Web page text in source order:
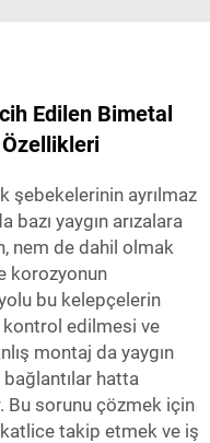
Edilen Bimetal
Özellikleri
şebekelerinin ayrılmaz
bazı yaygın arızalara
nem de dahil olmak
korozyonun
bu kelepçelerin
edilmesi ve
montaj da yaygın
hatta
Bu sorunu çözmek için
takip etmek ve iş